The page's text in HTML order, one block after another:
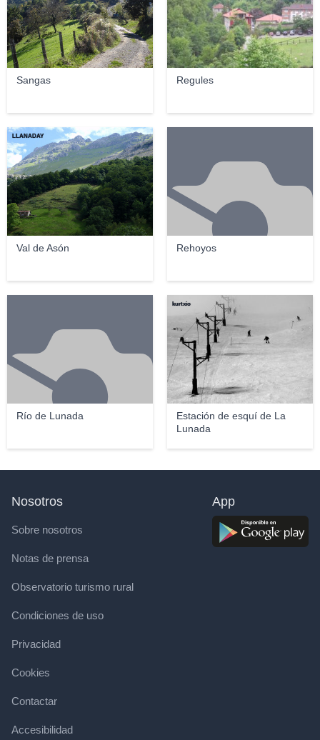
Sangas Regules
Val de Asón
LLANADAY
Rehoyos
Río de Lunada
Estación de esquí de La
Lunada
kurtxio
Nosotros
Sobre nosotros
Notas de prensa
Observatorio turismo rural
Condiciones de uso
Privacidad
Cookies
Contactar
Accesibilidad
App